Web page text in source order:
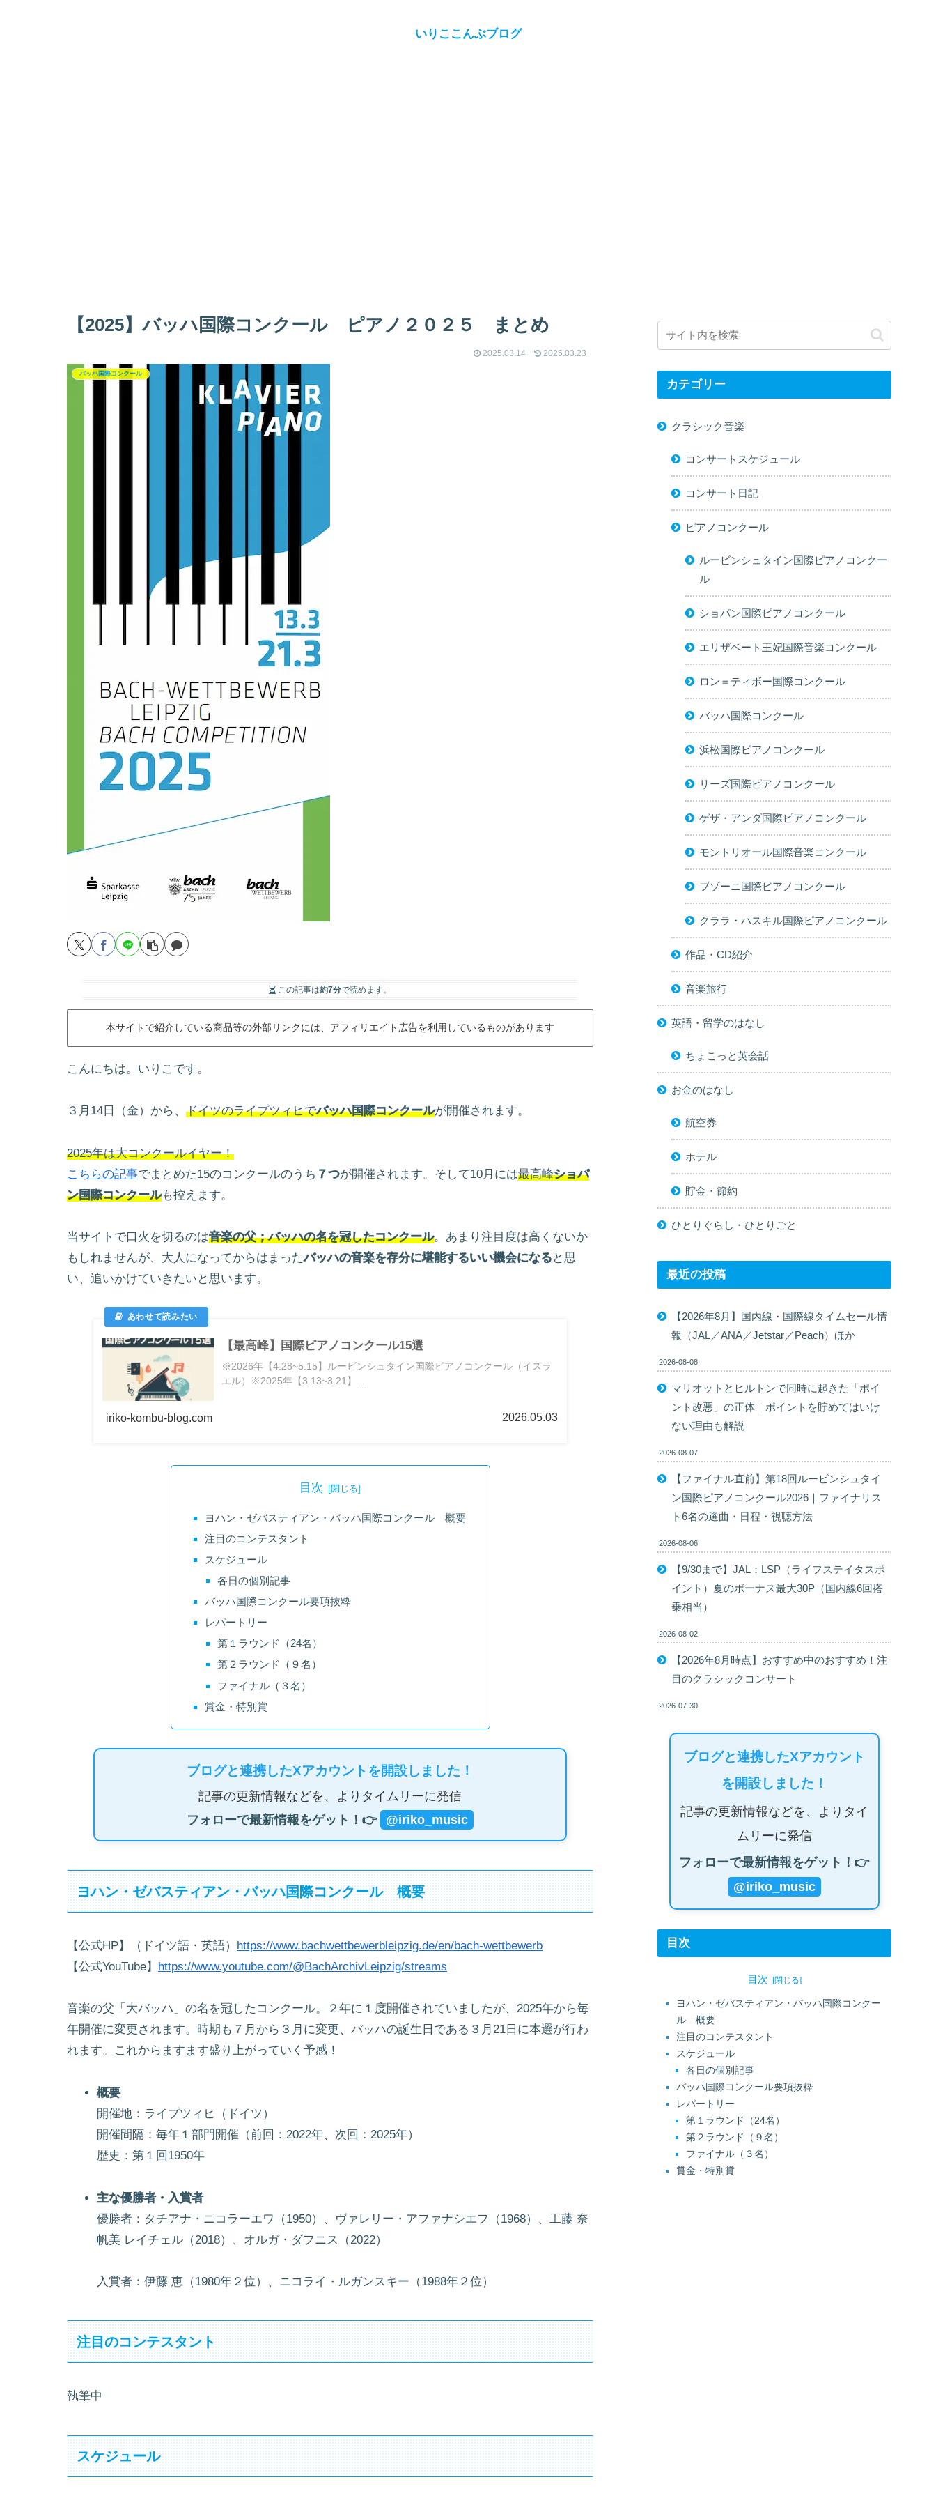
いりここんぶブログ
【2025】バッハ国際コンクール ピアノ２０２５ まとめ
2025.03.14 2025.03.23
バッハ国際コンクール
この記事は約7分で読めます。
本サイトで紹介している商品等の外部リンクには、アフィリエイト広告を利用しているものがあります
こんにちは。いりこです。
３月14日（金）から、 ドイツのライプツィヒでバッハ国際コンクールが開催されます。
2025年は大コンクールイヤー！
こちらの記事でまとめた15のコンクールのうち ７つが開催されます。そして10月には最高峰ショパ
ン国際コンクールも控えます。
当サイトで口火を切るのは音楽の父；バッハの名を冠したコンクール。あまり注目度は高くないか
もしれませんが、大人になってからはまったバッハの音楽を存分に堪能するいい機会になる と思
い、追いかけていきたいと思います。
【最高峰】国際ピアノコンクール15選
※2026年【4.28~5.15】ルービンシュタイン国際ピアノコンクール（イスラ
エル）※2025年【3.13~3.21】...
iriko-kombu-blog.com 2026.05.03
目次
ヨハン・ゼバスティアン・バッハ国際コンクール 概要
注目のコンテスタント
スケジュール
各日の個別記事
バッハ国際コンクール要項抜粋
レパートリー
第１ラウンド（24名）
第２ラウンド（９名）
ファイナル（３名）
賞金・特別賞
ブログと連携したXアカウントを開設しました！
記事の更新情報などを、よりタイムリーに発信
フォローで最新情報をゲット！👉
@iriko_music
ヨハン・ゼバスティアン・バッハ国際コンクール 概要
【公式HP】（ドイツ語・英語） https://www.bachwettbewerbleipzig.de/en/bach-wettbewerb
【公式YouTube】 https://www.youtube.com/@BachArchivLeipzig/streams
音楽の父「大バッハ」の名を冠したコンクール。２年に１度開催されていましたが、2025年から毎
年開催に変更されます。時期も７月から３月に変更、バッハの誕生日である３月21日に本選が行わ
れます。これからますます盛り上がっていく予感！
概要
開催地：ライプツィヒ（ドイツ）
開催間隔：毎年１部門開催（前回：2022年、次回：2025年）
歴史：第１回1950年
主な優勝者・入賞者
優勝者：タチアナ・ニコラーエワ（1950）、ヴァレリー・アファナシエフ（1968）、工藤 奈
帆美 レイチェル（2018）、オルガ・ダフニス（2022）
入賞者：伊藤 恵（1980年２位）、ニコライ・ルガンスキー（1988年２位）
注目のコンテスタント
執筆中
スケジュール
カテゴリー
クラシック音楽
コンサートスケジュール
コンサート日記
ピアノコンクール
ルービンシュタイン国際ピアノコンクー
ル
ショパン国際ピアノコンクール
エリザベート王妃国際音楽コンクール
ロン＝ティボー国際コンクール
バッハ国際コンクール
浜松国際ピアノコンクール
リーズ国際ピアノコンクール
ゲザ・アンダ国際ピアノコンクール
モントリオール国際音楽コンクール
ブゾーニ国際ピアノコンクール
クララ・ハスキル国際ピアノコンクール
作品・CD紹介
音楽旅行
英語・留学のはなし
ちょこっと英会話
お金のはなし
航空券
ホテル
貯金・節約
ひとりぐらし・ひとりごと
最近の投稿
【2026年8月】国内線・国際線タイムセール情
報（JAL／ANA／Jetstar／Peach）ほか
2026-08-08
マリオットとヒルトンで同時に起きた「ポイ
ント改悪」の正体｜ポイントを貯めてはいけ
ない理由も解説
2026-08-07
【ファイナル直前】第18回ルービンシュタイ
ン国際ピアノコンクール2026｜ファイナリス
ト6名の選曲・日程・視聴方法
2026-08-06
【9/30まで】JAL：LSP（ライフステイタスポ
イント）夏のボーナス最大30P（国内線6回搭
乗相当）
2026-08-02
【2026年8月時点】おすすめ中のおすすめ！注
目のクラシックコンサート
2026-07-30
ブログと連携したXアカウント
を開設しました！
記事の更新情報などを、よりタイ
ムリーに発信
フォローで最新情報をゲット！👉
@iriko_music
目次
目次
ヨハン・ゼバスティアン・バッハ国際コンクー
ル 概要
注目のコンテスタント
スケジュール
各日の個別記事
バッハ国際コンクール要項抜粋
レパートリー
第１ラウンド（24名）
第２ラウンド（９名）
ファイナル（３名）
賞金・特別賞